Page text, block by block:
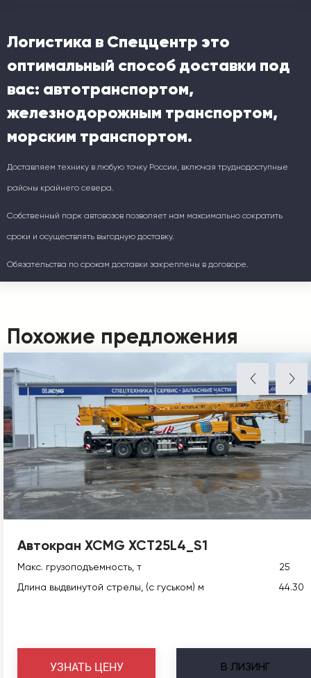
Логистика в Спеццентр это
оптимальный способ доставки под
вас: автотранспортом,
железнодорожным транспортом,
морским транспортом.
Доставляем технику в любую точку России, включая труднодоступные
районы крайнего севера.
Собственный парк автовозов позволяет нам максимально сократить
сроки и осуществлять выгодную доставку.
Обязательства по срокам доставки закреплены в договоре.
Похожие предложения
Автокран XCMG XCT25L4_S1
Макс. грузоподъемность, т
25
Длина выдвинутой стрелы, (с гуськом) м
44.30
В ЛИЗИНГ
УЗНАТЬ ЦЕНУ